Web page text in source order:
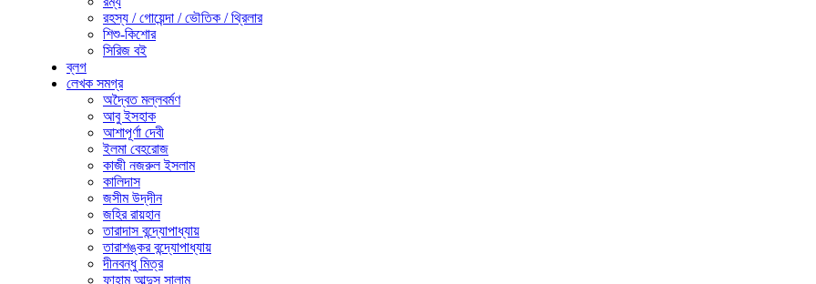
রহস্য / গোয়েন্দা / ভৌতিক / থ্রিলার
শিশু-কিশোর
সিরিজ বই
ব্লগ
লেখক সমগ্র
অদ্বৈত মল্লবর্মণ
আবু ইসহাক
আশাপূর্ণা দেবী
ইলমা বেহরোজ
কাজী নজরুল ইসলাম
কালিদাস
জসীম উদ্‌দীন
জহির রায়হান
তারাদাস বন্দ্যোপাধ্যায়
তারাশঙ্কর বন্দ্যোপাধ্যায়
দীনবন্ধু মিত্র
ফাহাম আব্দুস সালাম